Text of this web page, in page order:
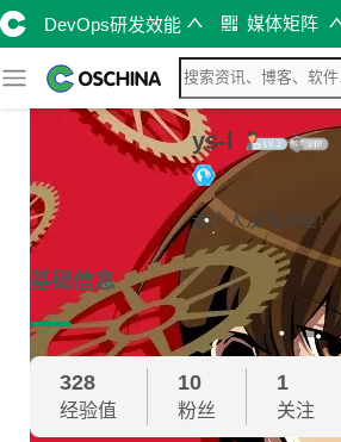
DevOps研发效能 媒体矩阵
ys-l
这个人没有介绍！
基础信息
328
经验值
10
粉丝
1
关注